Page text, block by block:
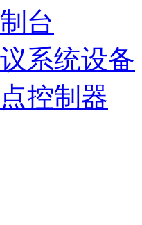
台
系统设备
控制器